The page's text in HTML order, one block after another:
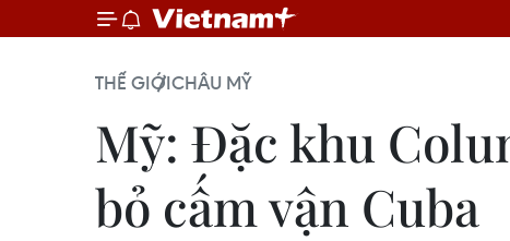
THẾ GIỚICHÂU MỸ
Mỹ: Đặc khu
bỏ cấm vận Cuba